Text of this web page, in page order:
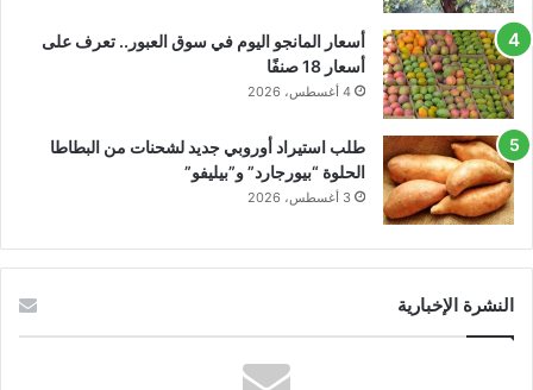
أسعار المانجو اليوم في سوق العبور.. تعرف على
أسعار 18 صنفًا
4 أغسطس، 2026
طلب استيراد أوروبي جديد لشحنات من البطاطا
الحلوة “بيورجارد” و”بيليفو”
3 أغسطس، 2026
النشرة الإخبارية